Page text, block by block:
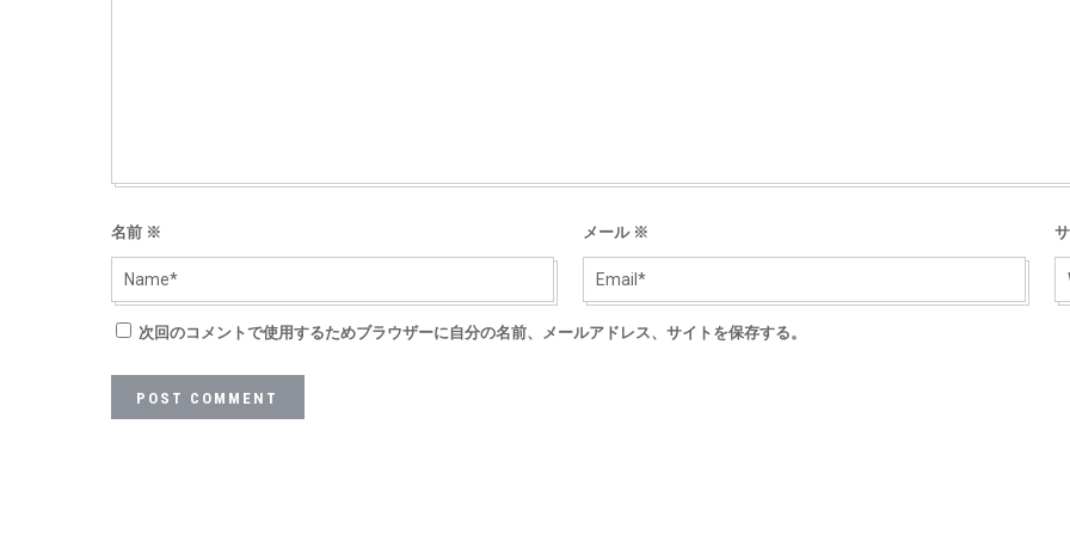
名前 ※ メール ※
次回のコメントで使用するためブラウザーに自分の名前、メールアドレス、サイトを保存する。